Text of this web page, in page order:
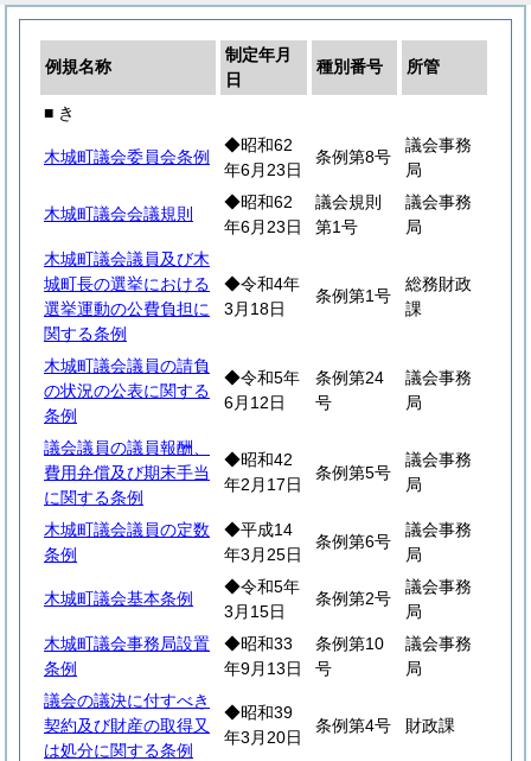
例規名称
制定年月
日
種別番号 所管
■ き
木城町議会委員会条例
◆昭和62
年6月23日
条例第8号
議会事務
局
木城町議会会議規則
◆昭和62
年6月23日
議会規則
第1号
議会事務
局
木城町議会議員及び木
城町長の選挙における
選挙運動の公費負担に
関する条例
◆令和4年
3月18日
条例第1号
総務財政
課
木城町議会議員の請負
の状況の公表に関する
条例
◆令和5年
6月12日
条例第24
号
議会事務
局
議会議員の議員報酬、
費用弁償及び期末手当
に関する条例
◆昭和42
年2月17日
条例第5号
議会事務
局
木城町議会議員の定数
条例
◆平成14
年3月25日
条例第6号
議会事務
局
木城町議会基本条例
◆令和5年
3月15日
条例第2号
議会事務
局
木城町議会事務局設置
条例
◆昭和33
年9月13日
条例第10
号
議会事務
局
議会の議決に付すべき
契約及び財産の取得又
は処分に関する条例
◆昭和39
年3月20日
条例第4号 財政課